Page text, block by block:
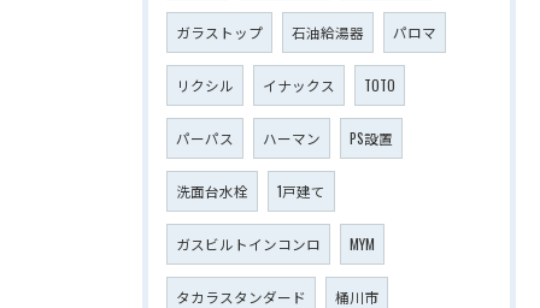
ガラストップ 石油給湯器 パロマ
リクシル イナックス TOTO
パーパス ハーマン PS設置
洗面台水栓 1戸建て
ガスビルトインコンロ MYM
タカラスタンダード 桶川市